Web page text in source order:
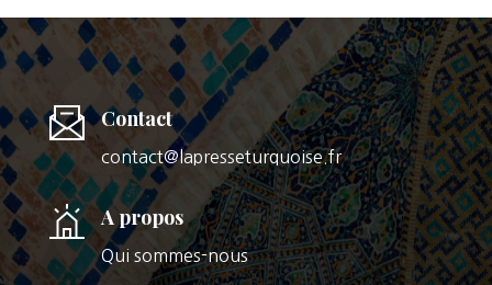
Contact
contact@lapresseturquoise.fr
A propos
Qui sommes-nous